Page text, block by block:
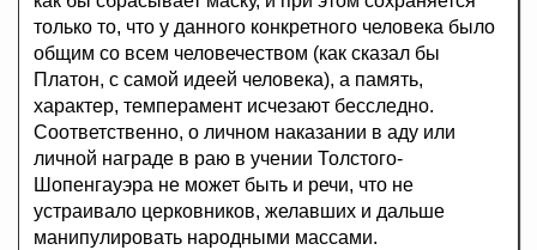
только то, что у данного конкретного человека было
общим со всем человечеством (как сказал бы
Платон, с самой идеей человека), а память,
характер, темперамент исчезают бесследно.
Соответственно, о личном наказании в аду или
личной награде в раю в учении Толстого-
Шопенгауэра не может быть и речи, что не
устраивало церковников, желавших и дальше
манипулировать народными массами.